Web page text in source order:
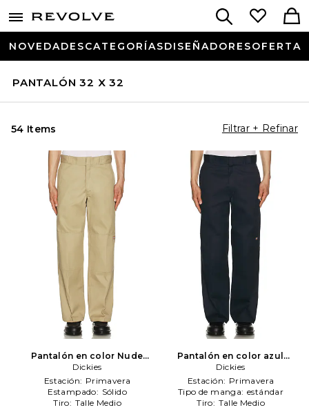
NOVEDADESCATEGORÍASDISEÑADORESOFERTA
PANTALÓN 32 X 32
54 Items Filtrar + Refinar
Pantalón en color Nude
Dickies
Dickies
Estación: Primavera
Estampado: Sólido
Tiro: Talle Medio
Pantalón en color azul
mareno Dickies
Dickies
Estación: Primavera
Tipo de manga: estándar
Tiro: Talle Medio